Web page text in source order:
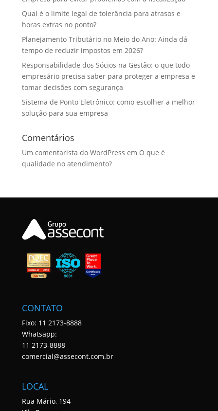
Qual é o limite legal de tolerância para atrasos e
horas extras no ponto?
Planejamento Tributário no Meio do Ano: Ainda dá
tempo de reduzir impostos em 2026?
Responsabilidade dos Sócios na Gestão: o que todo
empresário precisa saber para proteger a empresa e
tomar decisões com segurança
Sistema de Ponto Eletrônico: como escolher a melhor
solução para sua empresa
Comentários
Um comentarista do WordPress em O que é
qualidade no atendimento?
CONTATO
Fixo: 11 2173-8888
Whatsapp:
11 2173-8888
comercial@assecont.com.br
LOCAL
Rua Mário, 194